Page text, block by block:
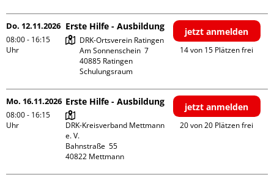
Do. 12.11.2026
08:00 - 16:15
Uhr
Erste Hilfe - Ausbildung
DRK-Ortsverein Ratingen
Am Sonnenschein  7
40885 Ratingen
Schulungsraum
jetzt anmelden
14 von 15 Plätzen frei
Mo. 16.11.2026
08:00 - 16:15
Uhr
Erste Hilfe - Ausbildung
DRK-Kreisverband Mettmann
e. V.
Bahnstraße  55
jetzt anmelden
20 von 20 Plätzen frei